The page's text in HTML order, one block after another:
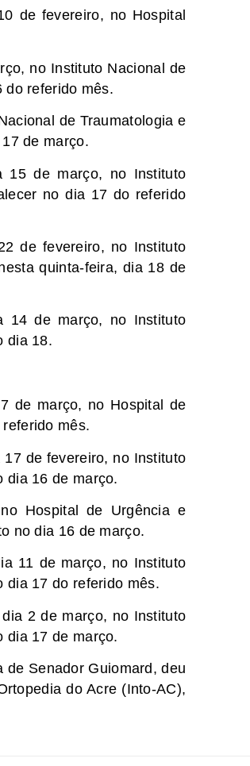
de fevereiro, no Hospital
no Instituto Nacional de
do referido mês.
de Traumatologia e
de março.
de março, no Instituto
no dia 17 do referido
de fevereiro, no Instituto
quinta-feira, dia 18 de
14 de março, no Instituto
dia 18.
de março, no Hospital de
mês.
de fevereiro, no Instituto
dia 16 de março.
Hospital de Urgência e
no dia 16 de março.
11 de março, no Instituto
dia 17 do referido mês.
2 de março, no Instituto
dia 17 de março.
de Senador Guiomard, deu
do Acre (Into-AC),